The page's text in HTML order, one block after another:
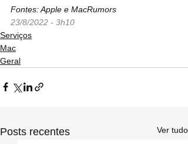
Fontes: Apple e MacRumors
23/8/2022 - 3h10
Serviços
Mac
Geral
Posts recentes Ver tudo